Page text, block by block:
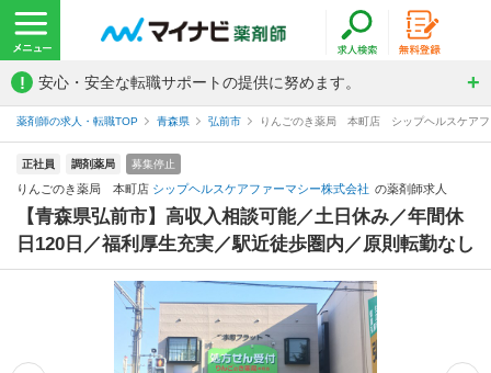
! 安心・安全な転職サポートの提供に努めます。
薬剤師の求人・転職TOP 青森県 弘前市 りんごのき薬局 本町店 シップヘルスケアフ
正社員 調剤薬局 募集停止
りんごのき薬局 本町店 シップヘルスケアファーマシー株式会社 の薬剤師求人
【青森県弘前市】高収入相談可能／土日休み／年間休
日120日／福利厚生充実／駅近徒歩圏内／原則転勤なし